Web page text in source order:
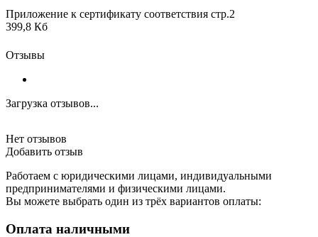
Приложение к сертификату соответствия стр.2
399,8 Кб
Отзывы
Загрузка отзывов...
Нет отзывов
Добавить отзыв
Работаем с юридическими лицами, индивидуальными
предпринимателями и физическими лицами.
Вы можете выбрать один из трёх вариантов оплаты:
Оплата наличными